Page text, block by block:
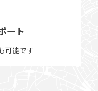
ート
可能です